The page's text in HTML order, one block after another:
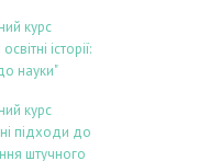
курс
історії:
науки"
курс
підходи до
штучного